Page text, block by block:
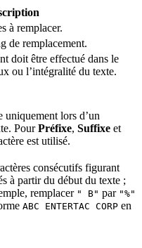
à remplacer.
de remplacement.
doit être effectué dans le
ou l’intégralité du texte.
uniquement lors d’un
PourPréfixe, Suffixe et
est utilisé.
consécutifs figurant
à partir du début du texte ;
remplacer " B" par "%"
ABC ENTERTAC CORP en